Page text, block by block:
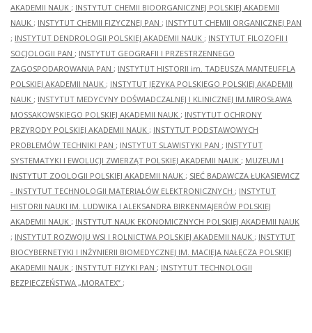
AKADEMII NAUK ; INSTYTUT CHEMII BIOORGANICZNEJ POLSKIEJ AKADEMII
NAUK ; INSTYTUT CHEMII FIZYCZNEJ PAN ; INSTYTUT CHEMII ORGANICZNEJ PAN
; INSTYTUT DENDROLOGII POLSKIEJ AKADEMII NAUK ; INSTYTUT FILOZOFII I
SOCJOLOGII PAN ; INSTYTUT GEOGRAFII I PRZESTRZENNEGO
ZAGOSPODAROWANIA PAN ; INSTYTUT HISTORII im. TADEUSZA MANTEUFFLA
POLSKIEJ AKADEMII NAUK ; INSTYTUT JĘZYKA POLSKIEGO POLSKIEJ AKADEMII
NAUK ; INSTYTUT MEDYCYNY DOŚWIADCZALNEJ I KLINICZNEJ IM.MIROSŁAWA
MOSSAKOWSKIEGO POLSKIEJ AKADEMII NAUK ; INSTYTUT OCHRONY
PRZYRODY POLSKIEJ AKADEMII NAUK ; INSTYTUT PODSTAWOWYCH
PROBLEMÓW TECHNIKI PAN ; INSTYTUT SLAWISTYKI PAN ; INSTYTUT
SYSTEMATYKI I EWOLUCJI ZWIERZĄT POLSKIEJ AKADEMII NAUK ; MUZEUM I
INSTYTUT ZOOLOGII POLSKIEJ AKADEMII NAUK ; SIEĆ BADAWCZA ŁUKASIEWICZ
- INSTYTUT TECHNOLOGII MATERIAŁÓW ELEKTRONICZNYCH ; INSTYTUT
HISTORII NAUKI IM. LUDWIKA I ALEKSANDRA BIRKENMAJERÓW POLSKIEJ
AKADEMII NAUK ; INSTYTUT NAUK EKONOMICZNYCH POLSKIEJ AKADEMII NAUK
; INSTYTUT ROZWOJU WSI I ROLNICTWA POLSKIEJ AKADEMII NAUK ; INSTYTUT
BIOCYBERNETYKI I INŻYNIERII BIOMEDYCZNEJ IM. MACIEJA NAŁĘCZA POLSKIEJ
AKADEMII NAUK ; INSTYTUT FIZYKI PAN ; INSTYTUT TECHNOLOGII
BEZPIECZEŃSTWA „MORATEX” ;